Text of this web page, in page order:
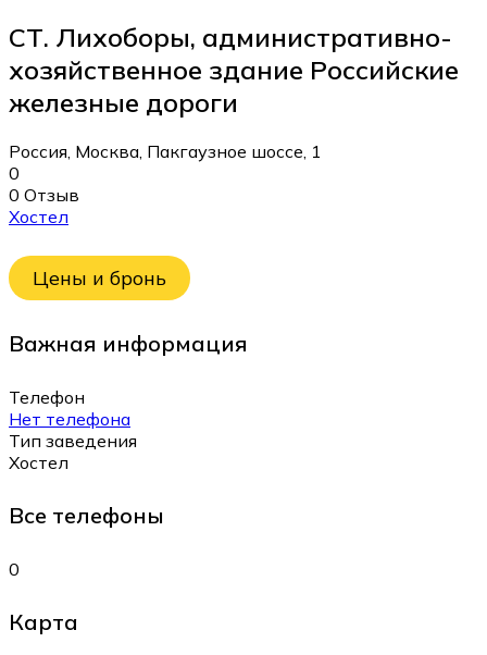
СТ. Лихоборы, административно-
хозяйственное здание Российские
железные дороги
Россия, Москва, Пакгаузное шоссе, 1
0
0 Отзыв
Хостел
Цены и бронь
Важная информация
Телефон
Нет телефона
Тип заведения
Хостел
Все телефоны
0
Карта